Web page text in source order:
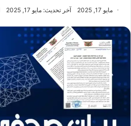
مايو 17, 2025 آخر تحديث: مايو 17, 2025